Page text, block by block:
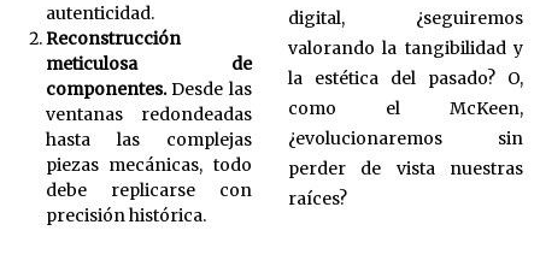
autenticidad.
Reconstrucción
meticulosa de
componentes.Desde las
ventanas redondeadas
hasta las complejas
piezas mecánicas, todo
debe replicarse con
precisión histórica.
digital, ¿seguiremos
valorando la tangibilidad y
la estética del pasado? O,
como el McKeen,
¿evolucionaremos sin
perder de vista nuestras
raíces?